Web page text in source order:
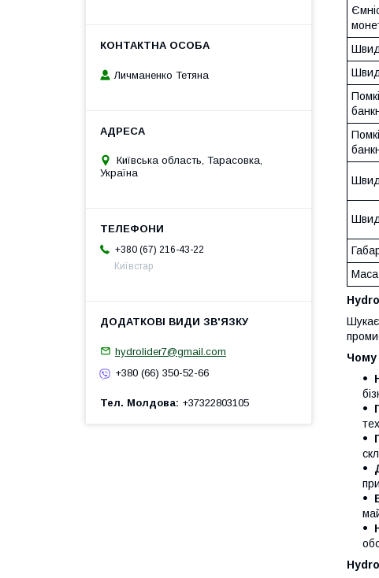
Маса
Чому
Личманенко Тетяна
Київська область, Тарасовка,
Україна
+380 (67) 216-43-22
Київстар
hydrolider7@gmail.com
+380 (66) 350-52-66
Тел. Молдова +37322803105